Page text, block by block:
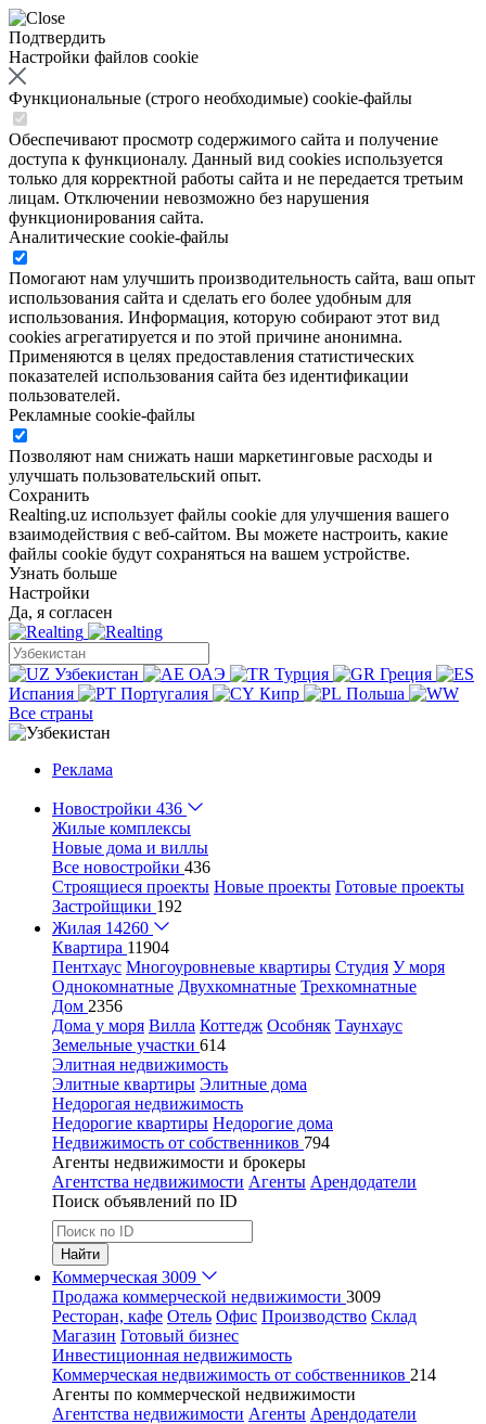
Подтвердить
Настройки файлов cookie
Функциональные (строго необходимые) cookie-файлы
Обеспечивают просмотр содержимого сайта и получение
доступа к функционалу. Данный вид cookies используется
только для корректной работы сайта и не передается третьим
лицам. Отключении невозможно без нарушения
функционирования сайта.
Аналитические cookie-файлы
Помогают нам улучшить производительность сайта, ваш опыт
использования сайта и сделать его более удобным для
использования. Информация, которую собирают этот вид
cookies агрегатируется и по этой причине анонимна.
Применяются в целях предоставления статистических
показателей использования сайта без идентификации
пользователей.
Рекламные cookie-файлы
Позволяют нам снижать наши маркетинговые расходы и
улучшать пользовательский опыт.
Сохранить
Realting.uz использует файлы cookie для улучшения вашего
взаимодействия с веб-сайтом. Вы можете настроить, какие
файлы cookie будут сохраняться на вашем устройстве.
Узнать больше
Настройки
Да, я согласен
Узбекистан ОАЭ Турция
Греция
Испания
Португалия Кипр
Польша
Все страны
Реклама
Новостройки 436
Жилые комплексы
Новые дома и виллы
Все новостройки 436
Строящиеся проекты Новые проекты Готовые проекты
Застройщики 192
Жилая 14260
Квартира 11904
Пентхаус Многоуровневые квартиры Студия У моря
Однокомнатные Двухкомнатные Трехкомнатные
Дом 2356
Дома у моря Вилла Коттедж Особняк Таунхаус
Земельные участки 614
Элитная недвижимость
Элитные квартиры Элитные дома
Недорогая недвижимость
Недорогие квартиры Недорогие дома
Недвижимость от собственников 794
Агенты недвижимости и брокеры
Агентства недвижимости Агенты Арендодатели
Поиск объявлений по ID
Найти
Коммерческая 3009
Продажа коммерческой недвижимости 3009
Ресторан, кафе Отель Офис Производство Склад
Магазин Готовый бизнес
Инвестиционная недвижимость
Коммерческая недвижимость от собственников 214
Агенты по коммерческой недвижимости
Агентства недвижимости Агенты Арендодатели